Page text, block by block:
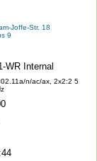
Joffe-Str. 18
9
WR Internal
n/ac/ax, 2x2:2 5